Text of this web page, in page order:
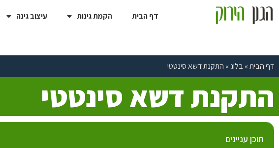
דף הבית הקמת גינות עיצוב גינה
דף הבית»בלוג » התקנת דשא סינטטי
התקנת דשא סינטטי
תוכן עניינים